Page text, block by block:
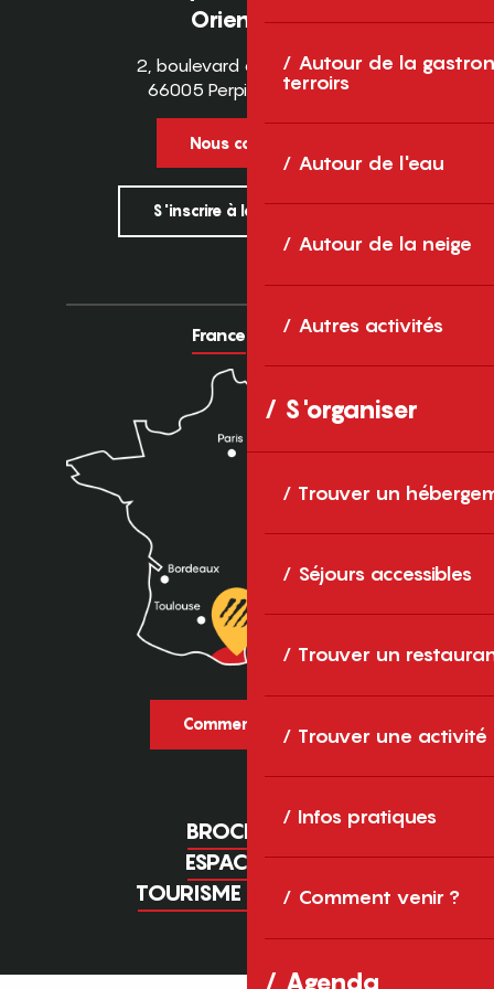
Autour de la
terroirs
Autour de l'eau
Autour de la neige
Autres activités
S'organiser
Trouver un
Séjours accessibles
Trouver un
Trouver une activité
Infos pratiques
Comment venir ?
Agenda
Orientales
2, boulevard des Pyrénées
66005 Perpignan Cedex
Nous contacter
S'inscrire à la newsletter
France Europe
Comment venir ?
BROCHURES
ESPACE PRO
TOURISME D'AFFAIRES